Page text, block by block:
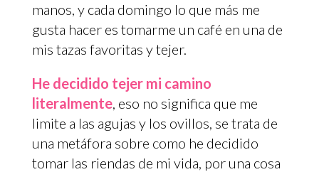
manos, y cada domingo lo que más me
gusta hacer es tomarme un café en una de
mis tazas favoritas y tejer.
He decidido tejer mi camino
literalmente, eso no significa que me
limite a las agujas y los ovillos, se trata de
una metáfora sobre como he decidido
tomar las riendas de mi vida, por una cosa